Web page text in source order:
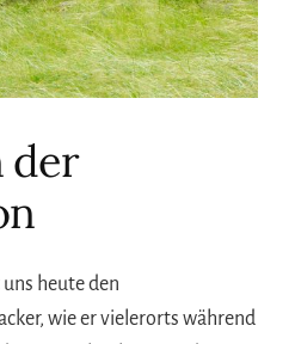
der
heute den
wie er vielerorts während